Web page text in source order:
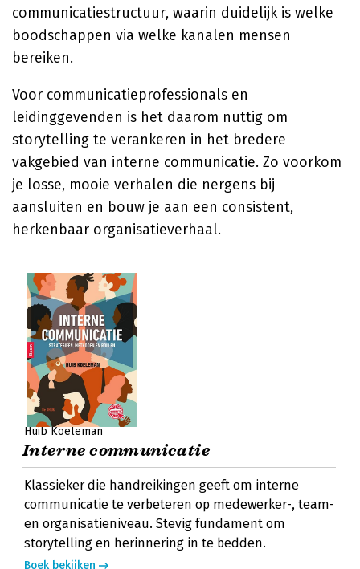
communicatiestructuur, waarin duidelijk is welke
boodschappen via welke kanalen mensen
bereiken.
Voor communicatieprofessionals en
leidinggevenden is het daarom nuttig om
storytelling te verankeren in het bredere
vakgebied van interne communicatie. Zo voorkom
je losse, mooie verhalen die nergens bij
aansluiten en bouw je aan een consistent,
herkenbaar organisatieverhaal.
Huib Koeleman
Interne communicatie
Klassieker die handreikingen geeft om interne
communicatie te verbeteren op medewerker-, team-
en organisatieniveau. Stevig fundament om
storytelling en herinnering in te bedden.
Boek bekijken